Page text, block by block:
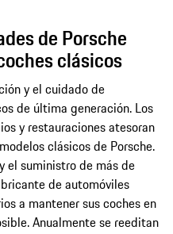
de Porsche
clásicos
y el cuidado de
de última generación. Los
y restauraciones atesoran
clásicos de Porsche.
el suministro de más de
de automóviles
a mantener sus coches en
Anualmente se reeditan